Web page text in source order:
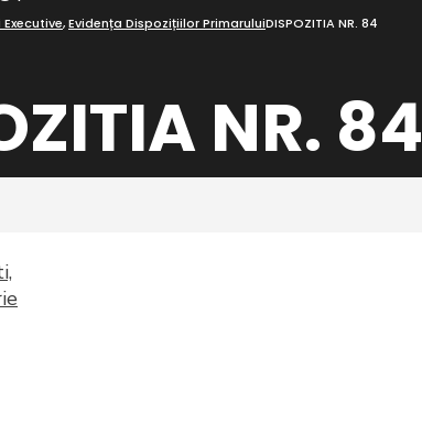
,Evidența Dispozițiilor PrimaruluiDISPOZITIA NR. 84
NR. 84